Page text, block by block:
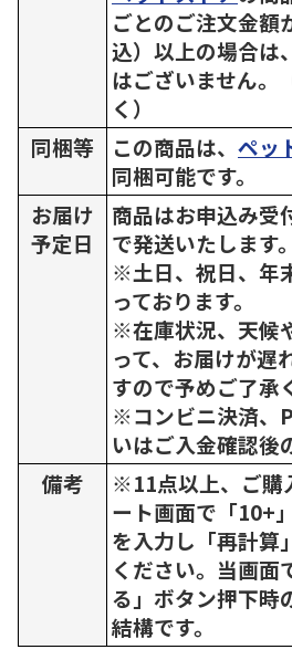
ごとのご注文金額
込）以上の場合は
はございません。
く）
同梱等
この商品は、 ペッ
同梱可能です。
お届け
予定日
商品はお申込み受
で発送いたします。
※土日、祝日、年
っております。
※在庫状況、天候
って、お届けが遅
すので予めご了承
※コンビニ決済、
いはご入金確認後
備考
※11点以上、ご購
ート画面で「10+
を入力し「再計算
ください。当画面
る」ボタン押下時
結構です。